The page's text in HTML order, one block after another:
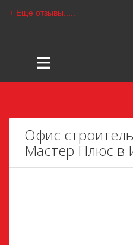
+ Еще отзывы.....
≡
Офис
Мастер Плюс в